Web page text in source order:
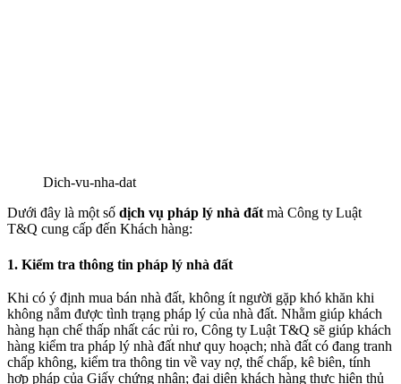
Dich-vu-nha-dat
Dưới đây là một số dịch vụ pháp lý nhà đất mà Công ty.Luật
T&Q cung cấp đến Khách hàng:
1. Kiểm tra thông tin pháp lý nhà đất
Khi có ý định mua bán nhà đất, không ít người gặp khó khăn khi
không nắm được tình trạng pháp lý của nhà đất. Nhằm giúp khách
hàng hạn chế thấp nhất các rủi ro, Công ty.Luật T&Q sẽ giúp khách
hàng kiểm tra pháp lý nhà đất như quy hoạch; nhà đất có đang tranh
chấp không, kiểm tra thông tin về vay nợ, thế chấp, kê biên, tính
hợp pháp của Giấy chứng nhận; đại diện khách hàng thực hiện thủ